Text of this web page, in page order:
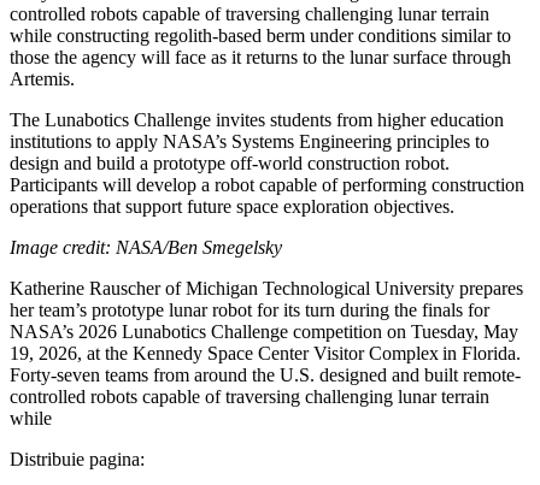
controlled robots capable of traversing challenging lunar terrain
while constructing regolith-based berm under conditions similar to
those the agency will face as it returns to the lunar surface through
Artemis.
The Lunabotics Challenge invites students from higher education
institutions to apply NASA’s Systems Engineering principles to
design and build a prototype off-world construction robot.
Participants will develop a robot capable of performing construction
operations that support future space exploration objectives.
Image credit: NASA/Ben Smegelsky
​Katherine Rauscher of Michigan Technological University prepares
her team’s prototype lunar robot for its turn during the finals for
NASA’s 2026 Lunabotics Challenge competition on Tuesday, May
19, 2026, at the Kennedy Space Center Visitor Complex in Florida.
Forty-seven teams from around the U.S. designed and built remote-
controlled robots capable of traversing challenging lunar terrain
while
Distribuie pagina: